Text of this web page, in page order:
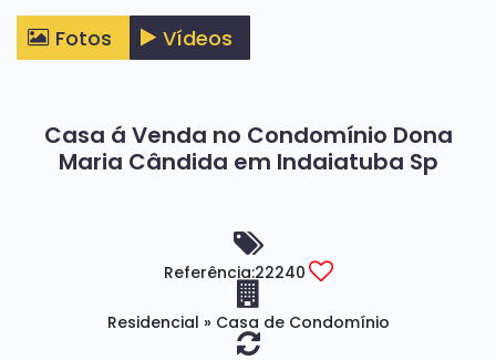
Fotos Vídeos
Casa á Venda no Condomínio Dona
Maria Cândida em Indaiatuba Sp
Referência:22240
Residencial » Casa de Condomínio